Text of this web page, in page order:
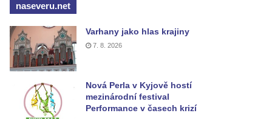
naseveru.net
Varhany jako hlas krajiny
7. 8. 2026
Nová Perla v Kyjově hostí
mezinárodní festival
Performance v časech krizí